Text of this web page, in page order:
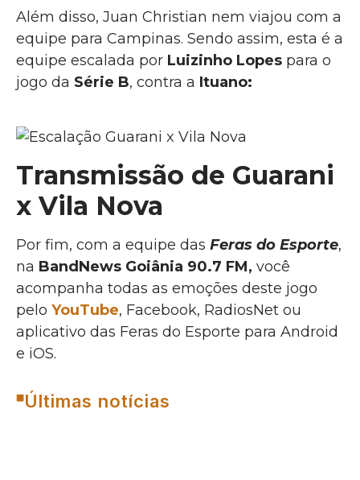
Além disso, Juan Christian nem viajou com a
equipe para Campinas. Sendo assim, esta é a
equipe escalada por Luizinho Lopes para o
jogo da Série B, contra a Ituano:
Transmissão de Guarani
x Vila Nova
Por fim, com a equipe das Feras do Esporte,
na BandNews Goiânia 90.7 FM, você
acompanha todas as emoções deste jogo
pelo YouTube, Facebook, RadiosNet ou
aplicativo das Feras do Esporte para Android
e iOS.
Últimas notícias